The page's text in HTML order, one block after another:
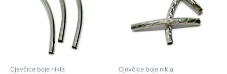
Cjevčice boje nikla Cjevčice boje nikla